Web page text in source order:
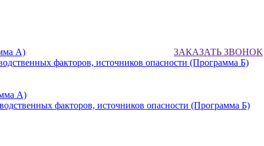
А)
факторов, источников опасности (Программа Б)
ЗАКАЗАТЬ ЗВОНОК
А)
факторов, источников опасности (Программа Б)